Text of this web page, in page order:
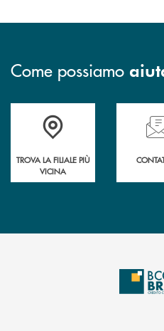
Come possiamo
Accedi all' elenco completo delle
TROVA LA FILIALE PIÙ
VICINA
Hai